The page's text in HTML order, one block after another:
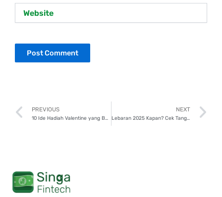
Prev
PREVIOUS
10 Ide Hadiah Valentine yang Berkesan untuk Istri, Yuk Pilih!
NEXT
Lebaran 2025 Kapan? Cek Tanggal dan Jadwal Libur Nasionalnya!